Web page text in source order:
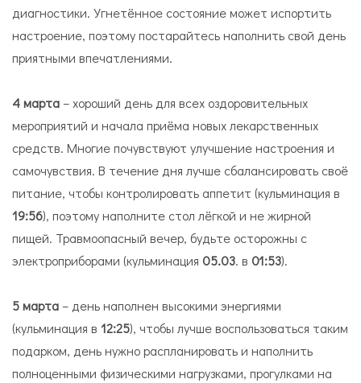
диагностики. Угнетённое состояние может испортить
настроение, поэтому постарайтесь наполнить свой день
приятными впечатлениями.
4 марта – хороший день для всех оздоровительных
мероприятий и начала приёма новых лекарственных
средств. Многие почувствуют улучшение настроения и
самочувствия. В течение дня лучше сбалансировать своё
питание, чтобы контролировать аппетит (кульминация в
19:56), поэтому наполните стол лёгкой и не жирной
пищей. Травмоопасный вечер, будьте осторожны с
электроприборами (кульминация 05.03. в 01:53).
5 марта – день наполнен высокими энергиями
(кульминация в 12:25), чтобы лучше воспользоваться таким
подарком, день нужно распланировать и наполнить
полноценными физическими нагрузками, прогулками на